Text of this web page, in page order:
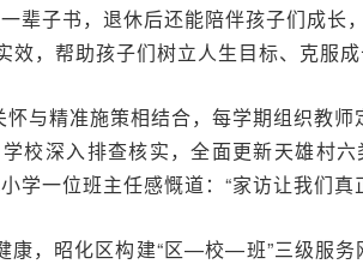
辈子书，退休后还能陪伴孩子们成
，帮助孩子们树立人生目标、克服成
与精准施策相结合，每学期组织教
校深入排查核实，全面更新天雄村
学一位班主任感慨道：“家访让我们
康，昭化区构建“区—校—班”三级服